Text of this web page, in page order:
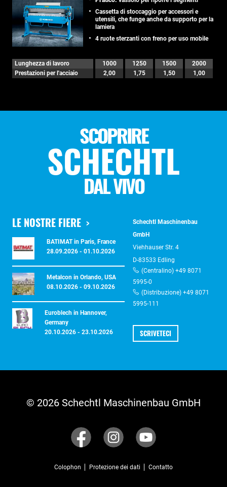
Cassetta di stoccaggio per accessori e
utensili, che funge anche da supporto per la
lamiera
4 ruote sterzanti con freno per uso mobile
Lunghezza di lavoro 1000 1250 1500
2000
Prestazioni per l'acciaio
2,00 1,75 1,50 1,00
SCOPRIRE
SCHECHTL
DAL VIVO
LE NOSTRE FIERE
BATIMAT in Paris, France
28.09.2026 - 01.10.2026
Metalcon in Orlando, USA
08.10.2026 - 09.10.2026
Euroblech in Hannover,
Germany
20.10.2026 - 23.10.2026
Schechtl Maschinenbau
GmbH
Viehhauser Str. 4
D-83533 Edling
(Centralino) +49 8071
5995-0
(Distribuzione) +49 8071
5995-111
SCRIVETECI
© 2026 Schechtl Maschinenbau GmbH
Colophon Protezione dei dati Contatto